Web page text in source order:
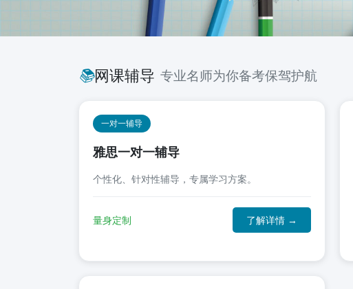
📚网课辅导 专业名师为你备考保驾护航
一对一辅导
雅思一对一辅导
个性化、针对性辅导，专属学习方案。
量身定制 了解详情 →